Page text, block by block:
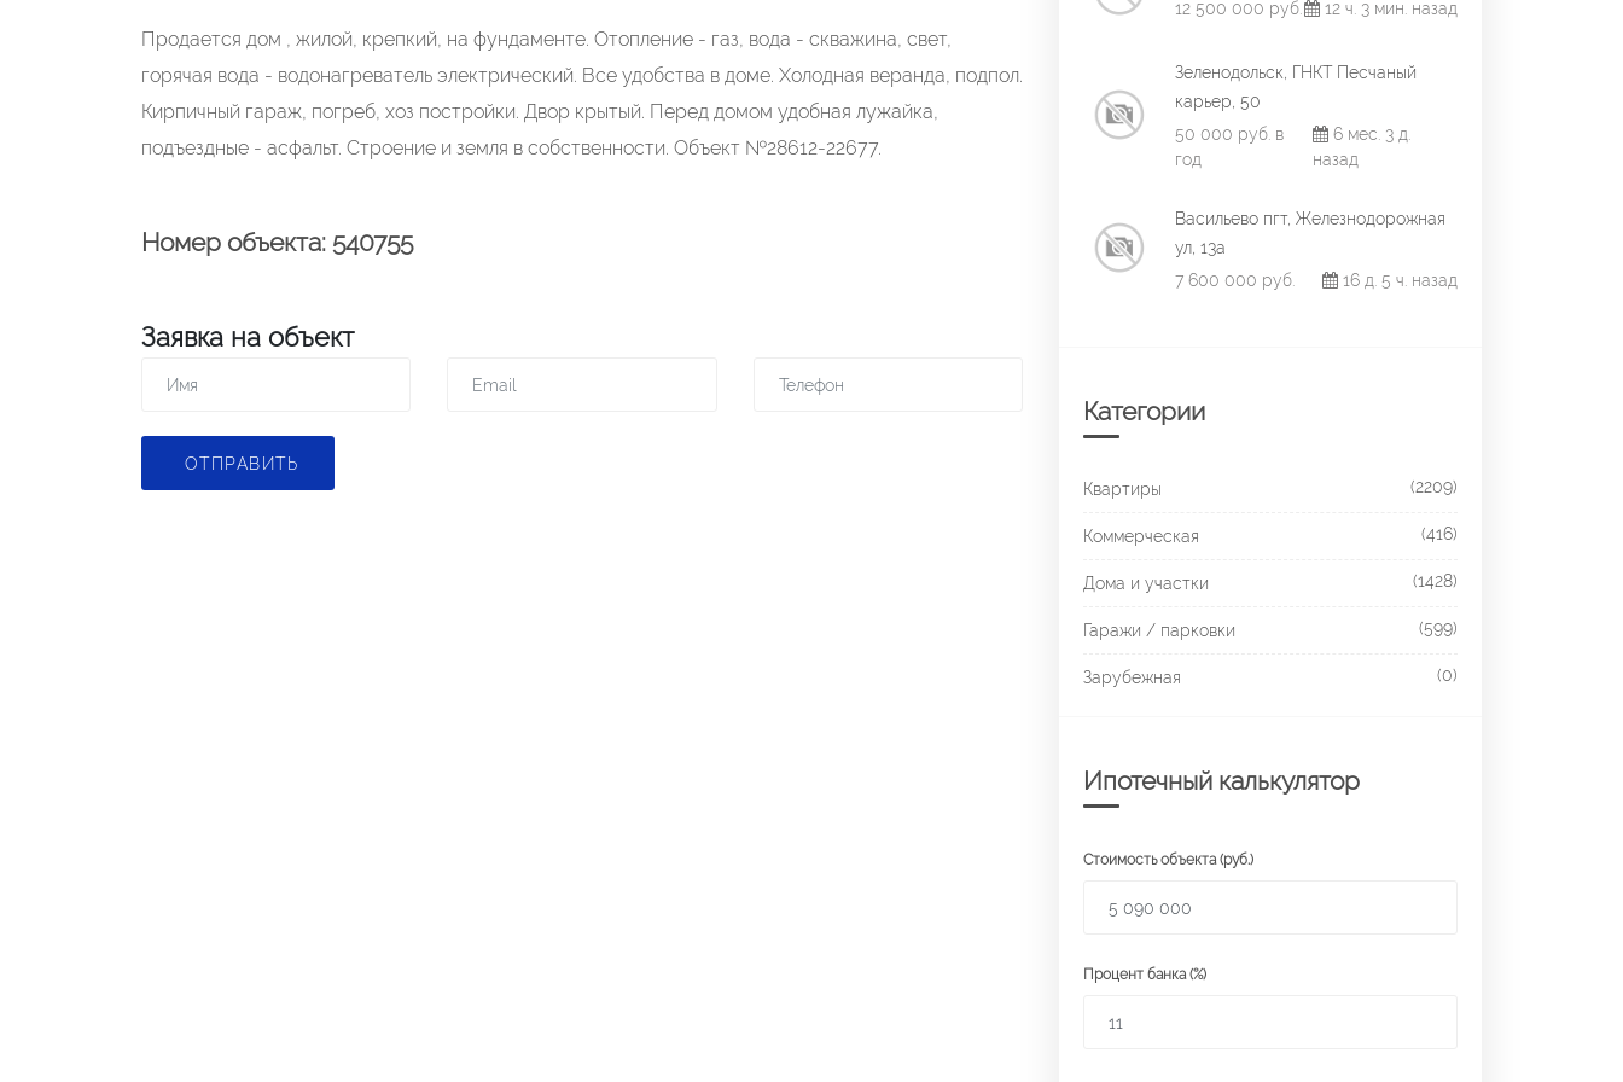
Продается дом , жилой, крепкий, на фундаменте. Отопление - газ, вода - скважина, свет,
горячая вода - водонагреватель электрический. Все удобства в доме. Холодная веранда, подпол.
Кирпичный гараж, погреб, хоз постройки. Двор крытый. Перед домом удобная лужайка,
подъездные - асфальт. Строение и земля в собственности. Объект №28612-22677.
Номер объекта: 540755
Заявка на объект
ОТПРАВИТЬ
12 500 000 руб. 12 ч. 3 мин. назад
Зеленодольск, ГНКТ Песчаный
карьер, 50
50 000 руб. в
год
6 мес. 3 д.
назад
Васильево пгт, Железнодорожная
ул, 13а
7 600 000 руб.
16 д. 5 ч. назад
Категории
Квартиры (2209)
Коммерческая (416)
Дома и участки (1428)
Гаражи / парковки (599)
Зарубежная (0)
Ипотечный калькулятор
Стоимость объекта (руб.)
Процент банка (%)